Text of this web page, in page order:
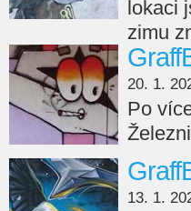
lokaci
zimu
20. 1.
Po
13. 1.